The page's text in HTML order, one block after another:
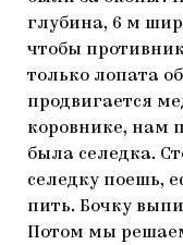
глубина, 6 м
чтобы
только лопата
продвигается
коровнике, нам
была селедка.
селедку поешь,
пить. Бочку
Потом мы